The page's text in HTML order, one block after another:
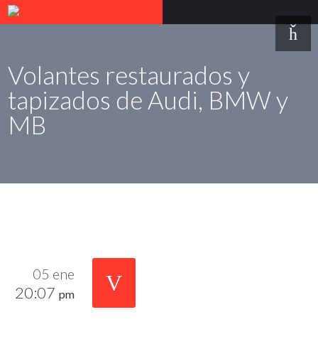
Volantes restaurados y
tapizados de Audi, BMW y
MB
05 ene
20:07 pm